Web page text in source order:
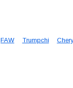
FAW Trumpchi